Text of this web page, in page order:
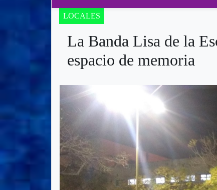
LOCALES
La Banda Lisa de la
espacio de memoria